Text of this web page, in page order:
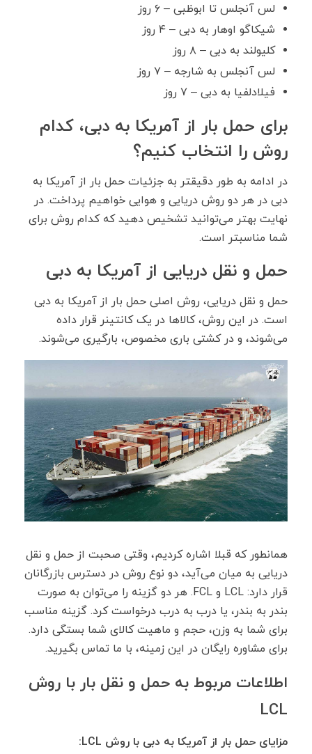
لس آنجلس تا ابوظبی – ۶ روز
شیکاگو اوهار به دبی – ۴ روز
کلیولند به دبی – ۸ روز
لس آنجلس به شارجه – ۷ روز
فیلادلفیا به دبی – ۷ روز
برای حمل بار از آمریکا به دبی، کدام
روش را انتخاب کنیم؟
در ادامه به طور دقیقتر به جزئیات حمل بار از آمریکا به
دبی در هر دو روش دریایی و هوایی خواهیم پرداخت. در
نهایت بهتر می‌توانید تشخیص دهید که کدام روش برای
شما مناسبتر است.
حمل و نقل دریایی از آمریکا به دبی
حمل و نقل دریایی، روش اصلی حمل بار از آمریکا به دبی
است. در این روش، کالا‌ها در یک کانتینر قرار داده
می‌شوند، و در کشتی باری مخصوص، بارگیری می‌شوند.
همانطور که قبلا اشاره کردیم، وقتی صحبت از حمل و نقل
دریایی به میان می‌آید، دو نوع روش در دسترس بازرگانان
قرار دارد: LCL و FCL. هر دو گزینه را می‌توان به صورت
بندر به بندر، یا درب به درب درخواست کرد. گزینه مناسب
برای شما به وزن، حجم و ماهیت کالای شما بستگی دارد.
برای مشاوره رایگان در این زمینه، با ما تماس بگیرید.
اطلاعات مربوط به حمل و نقل بار با روش
LCL
مزایای حمل بار از آمریکا به دبی با روش LCL
: